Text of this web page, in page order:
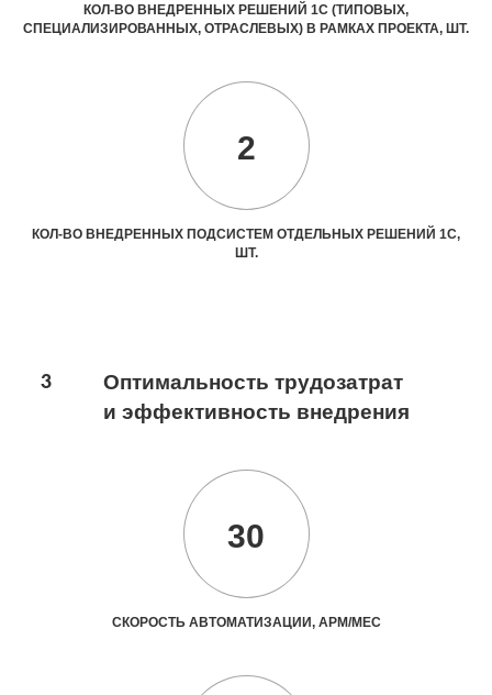
КОЛ-ВО ВНЕДРЕННЫХ РЕШЕНИЙ 1С (ТИПОВЫХ,
СПЕЦИАЛИЗИРОВАННЫХ, ОТРАСЛЕВЫХ) В РАМКАХ ПРОЕКТА, ШТ.
2
КОЛ-ВО ВНЕДРЕННЫХ ПОДСИСТЕМ ОТДЕЛЬНЫХ РЕШЕНИЙ 1С,
ШТ.
3
Оптимальность трудозатрат
и эффективность внедрения
30
СКОРОСТЬ АВТОМАТИЗАЦИИ, АРМ/МЕС